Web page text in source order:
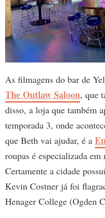
As filmagens do bar de
The Outlaw Saloon, que
disso, a loja que também
temporada 3, onde
que Beth vai ajudar, é a
roupas é especializada
Certamente a cidade
Kevin Costner já foi
Henager College (Ogden